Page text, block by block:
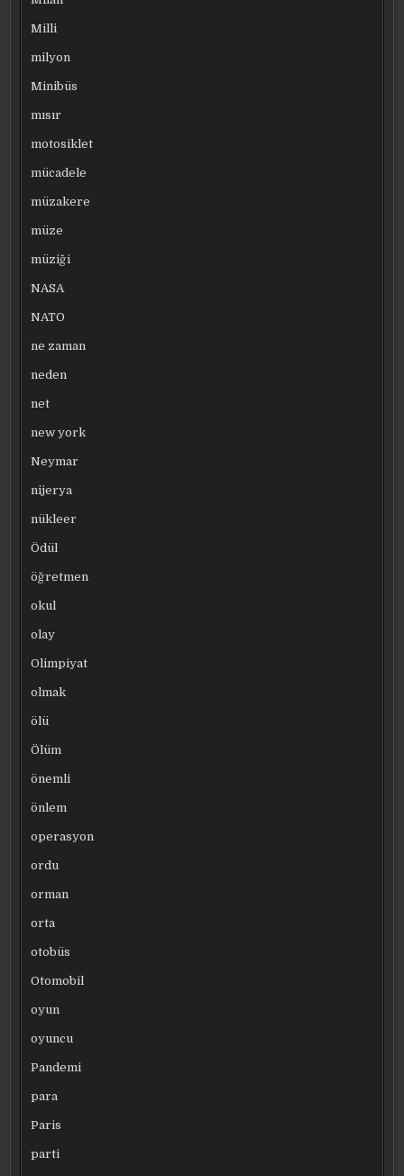
Milli
milyon
Minibüs
mısır
motosiklet
mücadele
müzakere
müze
müziği
NASA
NATO
ne zaman
neden
net
new york
Neymar
nijerya
nükleer
Ödül
öğretmen
okul
olay
Olimpiyat
olmak
ölü
Ölüm
önemli
önlem
operasyon
ordu
orman
orta
otobüs
Otomobil
oyun
oyuncu
Pandemi
para
Paris
parti